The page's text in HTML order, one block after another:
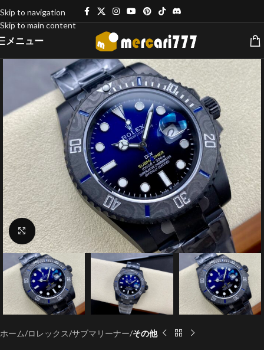
Skip to navigation
Skip to main content
メニュー
クリックで拡大
ホーム ロレックス サブマリーナー その他